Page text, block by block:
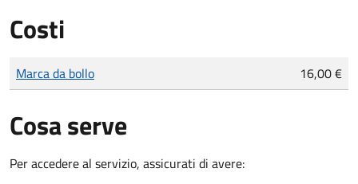
Costi
Tipo di pagamento
Importo
Marca da bollo 16,00 €
Cosa serve
Per accedere al servizio, assicurati di avere: